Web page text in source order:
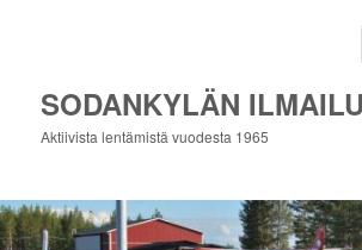
SODANKYLÄN
Aktiivista lentämistä vuodesta 1965